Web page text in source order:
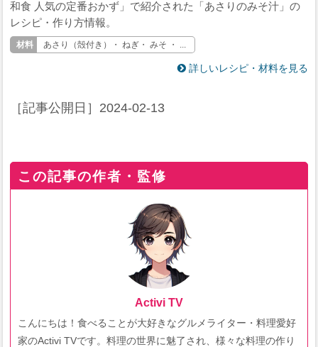
和食 人気の定番おかず」で紹介された「あさりのみそ汁」の
レシピ・作り方情報。
あさり（殻付き）・ ねぎ・ みそ ・ ...
詳しいレシピ・材料を見る
［記事公開日］ 2024-02-13
この記事の作者・監修
Activi TV
こんにちは！食べることが大好きなグルメライター・料理愛好
家のActivi TVです。料理の世界に魅了され、様々な料理の作り